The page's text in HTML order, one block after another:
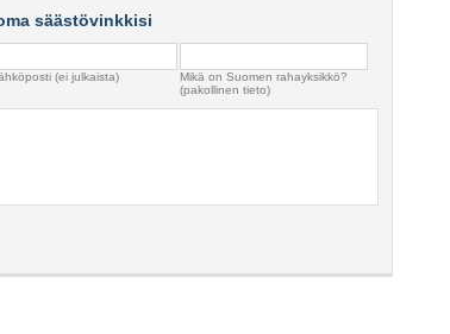
säästövinkkisi
(ei julkaista)
Mikä on Suomen rahayksikkö?
(pakollinen tieto)